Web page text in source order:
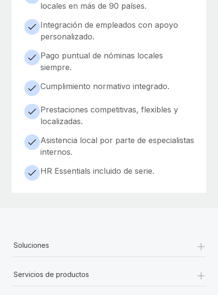
locales en más de 90 países.
Integración de empleados con apoyo
personalizado.
Pago puntual de nóminas locales
siempre.
Cumplimiento normativo integrado.
Prestaciones competitivas, flexibles y
localizadas.
Asistencia local por parte de especialistas
internos.
HR Essentials incluido de serie.
Soluciones +
Servicios de productos +